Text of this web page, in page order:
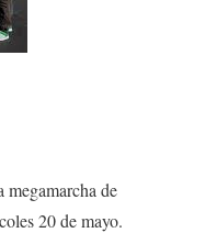
de
20 de mayo.